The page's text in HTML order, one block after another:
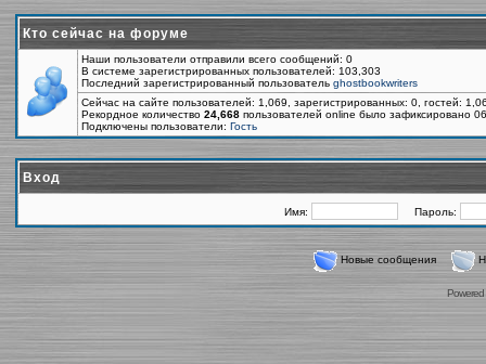
Кто сейчас на форуме
Наши пользователи отправили всего сообщений: 0
В системе зарегистрированных пользователей: 103,303
Последний зарегистрированный пользователь ghostbookwriters
Сейчас на сайте пользователей: 1,069, зарегистрированных: 0, гостей:
Рекордное количество 24,668 пользователей online было зафиксировано
Подключены пользователи: Гость
Вход
Имя: Пароль:
Новые сообщения